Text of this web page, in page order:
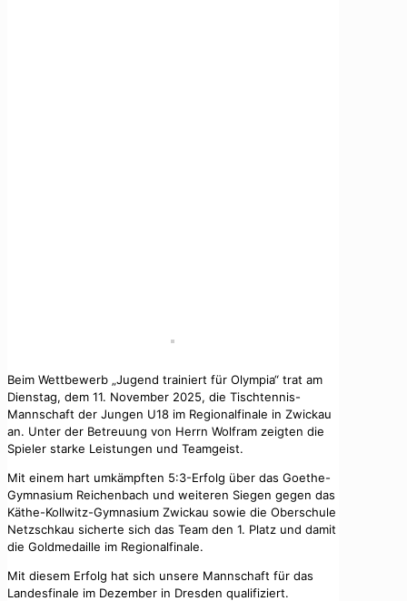
Beim Wettbewerb „Jugend trainiert für Olympia“ trat am
Dienstag, dem 11. November 2025, die Tischtennis-
Mannschaft der Jungen U18 im Regionalfinale in Zwickau
an. Unter der Betreuung von Herrn Wolfram zeigten die
Spieler starke Leistungen und Teamgeist.
Mit einem hart umkämpften 5:3-Erfolg über das Goethe-
Gymnasium Reichenbach und weiteren Siegen gegen das
Käthe-Kollwitz-Gymnasium Zwickau sowie die Oberschule
Netzschkau sicherte sich das Team den 1. Platz und damit
die Goldmedaille im Regionalfinale.
Mit diesem Erfolg hat sich unsere Mannschaft für das
Landesfinale im Dezember in Dresden qualifiziert.